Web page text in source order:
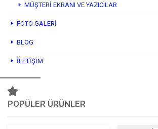
MÜŞTERİ EKRANI VE YAZICILAR
FOTO GALERI
BLOG
İLETIŞIM
POPÜLER ÜRÜNLER